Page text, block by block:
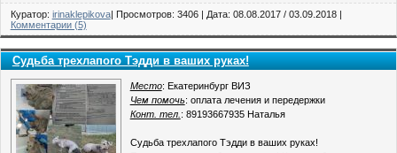
Куратор: irinaklepikova| Просмотров: 3406 | Дата: 08.08.2017 / 03.09.2018|
Комментарии (5)
Судьба трехлапого Тэдди в ваших руках!
Место: Екатеринбург ВИЗ
Чем помочь: оплата лечения и передержки
Конт. тел. : 89193667935 Наталья
Судьба трехлапого Тэдди в ваших руках!